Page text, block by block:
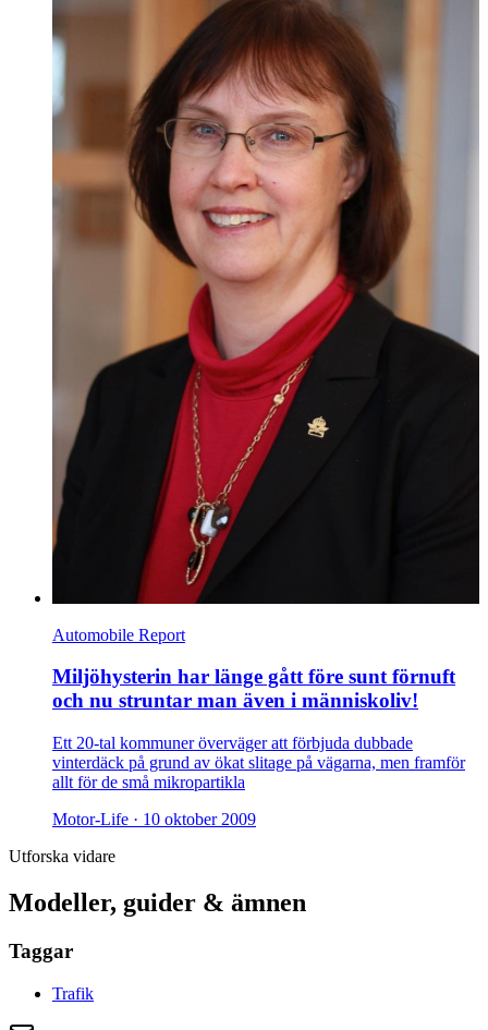
Automobile Report
Miljöhysterin har länge gått före sunt förnuft
och nu struntar man även i människoliv!
Ett 20-tal kommuner överväger att förbjuda dubbade
vinterdäck på grund av ökat slitage på vägarna, men framför
allt för de små mikropartikla
Motor-Life · 10 oktober 2009
Utforska vidare
Modeller, guider & ämnen
Taggar
Trafik